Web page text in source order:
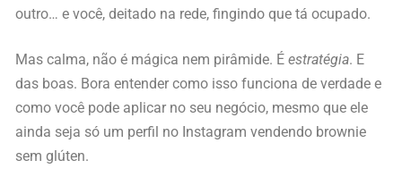
outro… e você, deitado na rede, fingindo que tá ocupado.
Mas calma, não é mágica nem pirâmide. É estratégia. E
das boas. Bora entender como isso funciona de verdade e
como você pode aplicar no seu negócio, mesmo que ele
ainda seja só um perfil no Instagram vendendo brownie
sem glúten.